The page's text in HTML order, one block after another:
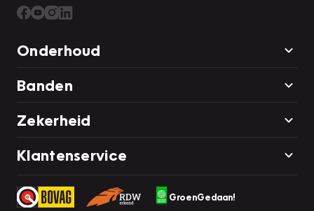
Onderhoud
Banden
Zekerheid
Klantenservice
GroenGedaan!